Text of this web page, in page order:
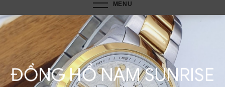
MENU
ĐỒNG HỒ NAM SUNRISE